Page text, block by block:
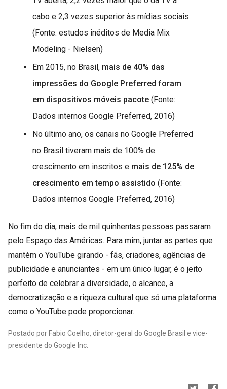
cabo e 2,3 vezes superior às mídias sociais
(Fonte: estudos inéditos de Media Mix
Modeling - Nielsen)
Em 2015, no Brasil, mais de 40% das
impressões do Google Preferred foram
em dispositivos móveis pacote (Fonte:
Dados internos Google Preferred, 2016)
No último ano, os canais no Google Preferred
no Brasil tiveram mais de 100% de
crescimento em inscritos e mais de 125% de
crescimento em tempo assistido (Fonte:
Dados internos Google Preferred, 2016)
No fim do dia, mais de mil quinhentas pessoas passaram
pelo Espaço das Américas. Para mim, juntar as partes que
mantém o YouTube girando - fãs, criadores, agências de
publicidade e anunciantes - em um único lugar, é o jeito
perfeito de celebrar a diversidade, o alcance, a
democratização e a riqueza cultural que só uma plataforma
como o YouTube pode proporcionar.
Postado por Fabio Coelho, diretor-geral do Google Brasil e vice-
presidente do Google Inc.